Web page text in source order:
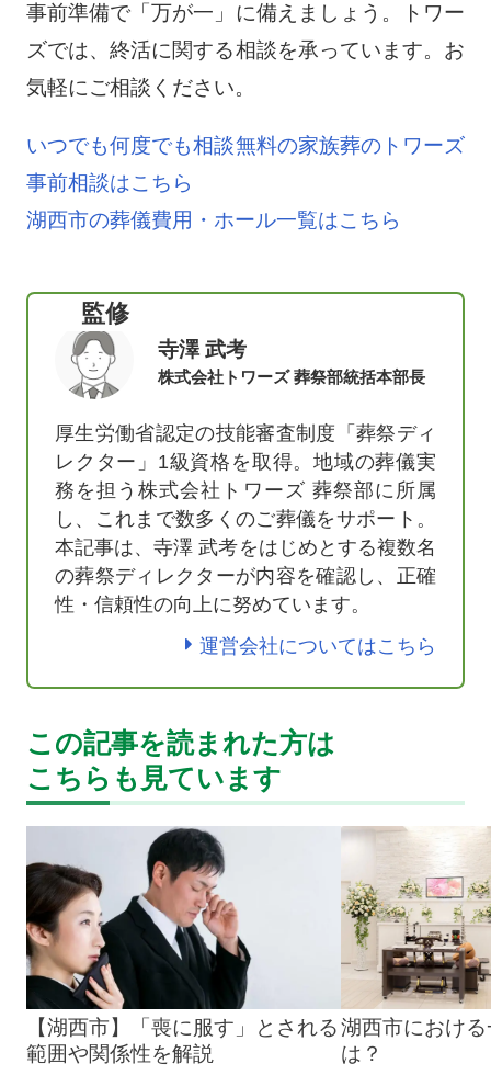
事前準備で「万が一」に備えましょう。トワー
ズでは、終活に関する相談を承っています。お
気軽にご相談ください。
いつでも何度でも相談無料の家族葬のトワーズ
事前相談はこちら
湖西市の葬儀費用・ホール一覧はこちら
監修
寺澤 武考
株式会社トワーズ 葬祭部統括本部長
厚生労働省認定の技能審査制度「葬祭ディ
レクター」1級資格を取得。地域の葬儀実
務を担う株式会社トワーズ 葬祭部に所属
し、これまで数多くのご葬儀をサポート。
本記事は、寺澤 武考をはじめとする複数名
の葬祭ディレクターが内容を確認し、正確
性・信頼性の向上に努めています。
運営会社についてはこちら
この記事を読まれた方は
こちらも見ています
【湖西市】「喪に服す」とされる
範囲や関係性を解説
湖西市におけ
は？